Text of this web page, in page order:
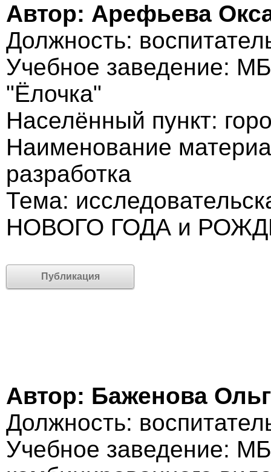
Автор: Арефьева
Должность:
Учебное заведение:
"Ёлочка"
Населённый пункт:
Наименование
разработка
Тема:
НОВОГО ГОДА и
Публикация
Автор: Баженова
Должность:
Учебное заведение: